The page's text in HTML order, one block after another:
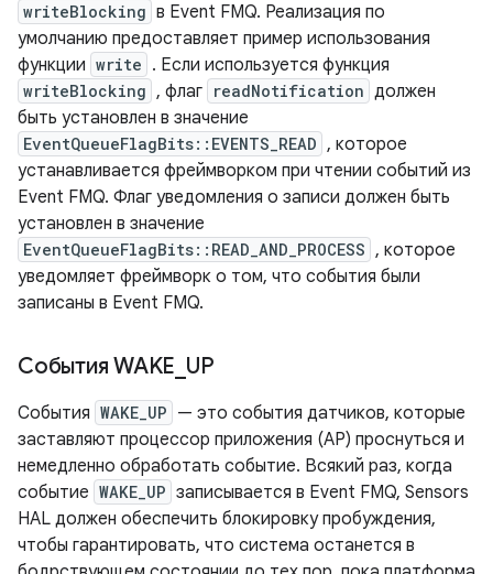
writeBlocking в Event FMQ. Реализация по
умолчанию предоставляет пример использования
функции write . Если используется функция
writeBlocking , флаг readNotification должен
быть установлен в значение
EventQueueFlagBits::EVENTS_READ , которое
устанавливается фреймворком при чтении событий из
Event FMQ. Флаг уведомления о записи должен быть
установлен в значение
EventQueueFlagBits::READ_AND_PROCESS , которое
уведомляет фреймворк о том, что события были
записаны в Event FMQ.
События WAKE UP
События WAKE_UP — это события датчиков, которые
заставляют процессор приложения (AP) проснуться и
немедленно обработать событие. Всякий раз, когда
событие WAKE_UP записывается в Event FMQ, Sensors
HAL должен обеспечить блокировку пробуждения,
чтобы гарантировать, что система останется в